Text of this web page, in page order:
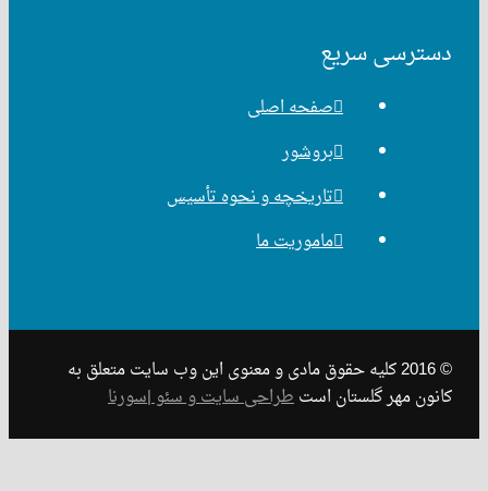
سریع
صفحه اصلی
بروشور
تاریخچه و نحوه تأسیس
ماموریت ما
© 2016 کلیه حقوق مادی و معنوی این وب سایت متعلق به
مهر گلستان استطراحی سایت و سئو |سورنا